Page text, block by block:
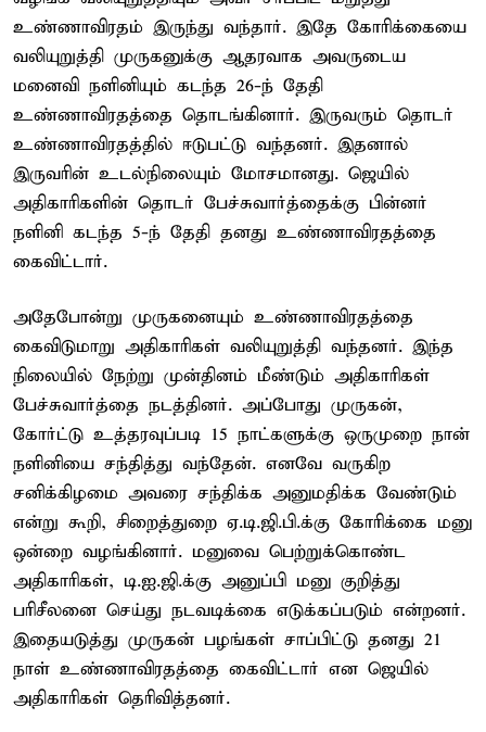
உண்ணாவிரதம் இருந்து வந்தார். இதே கோரிக்கையை
வலியுறுத்தி முருகனுக்கு ஆதரவாக அவருடைய
மனைவி நளினியும் கடந்த 26-ந் தேதி
உண்ணாவிரதத்தை தொடங்கினார். இருவரும் தொடர்
உண்ணாவிரதத்தில் ஈடுபட்டு வந்தனர். இதனால்
இருவரின் உடல்நிலையும் மோசமானது. ஜெயில்
அதிகாரிகளின் தொடர் பேச்சுவார்த்தைக்கு பின்னர்
நளினி கடந்த 5-ந் தேதி தனது உண்ணாவிரதத்தை
கைவிட்டார்.
அதேபோன்று முருகனையும் உண்ணாவிரதத்தை
கைவிடுமாறு அதிகாரிகள் வலியுறுத்தி வந்தனர். இந்த
நிலையில் நேற்று முன்தினம் மீண்டும் அதிகாரிகள்
பேச்சுவார்த்தை நடத்தினர். அப்போது முருகன்,
கோர்ட்டு உத்தரவுப்படி 15 நாட்களுக்கு ஒருமுறை நான்
நளினியை சந்தித்து வந்தேன். எனவே வருகிற
சனிக்கிழமை அவரை சந்திக்க அனுமதிக்க வேண்டும்
என்று கூறி, சிறைத்துறை ஏ.டி.ஜி.பி.க்கு கோரிக்கை மனு
ஒன்றை வழங்கினார். மனுவை பெற்றுக்கொண்ட
அதிகாரிகள், டி.ஐ.ஜி.க்கு அனுப்பி மனு குறித்து
பரிசீலனை செய்து நடவடிக்கை எடுக்கப்படும் என்றனர்.
இதையடுத்து முருகன் பழங்கள் சாப்பிட்டு தனது 21
நாள் உண்ணாவிரதத்தை கைவிட்டார் என ஜெயில்
அதிகாரிகள் தெரிவித்தனர்.